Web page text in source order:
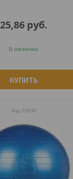
25,86 руб.
В наличии
КУПИТЬ
01839